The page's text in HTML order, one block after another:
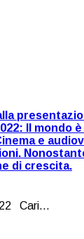
Il mondo
e
di crescita.
Cari...